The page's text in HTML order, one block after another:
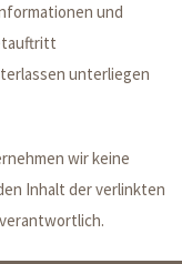
und
unterliegen
wir keine
Inhalt der verlinkten